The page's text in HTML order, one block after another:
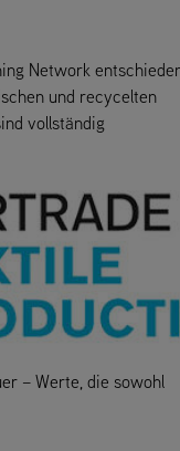
Network
und recycelten
vollständig
– Werte, die sowohl